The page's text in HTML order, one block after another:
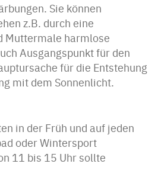
Sie können
z.B. durch eine
Muttermale harmlose
Ausgangspunkt für den
für die Entstehung
mit dem Sonnenlicht.
in der Früh und auf jeden
oder Wintersport
11 bis 15 Uhr sollte